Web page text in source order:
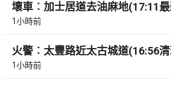
壞車︰加士居道去油麻地(17:11
1小時前
火警︰太豐路近太古城道(16:56
1小時前